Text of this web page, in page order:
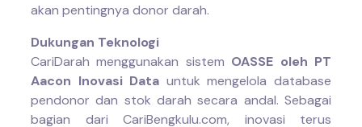
akan pentingnya donor darah.
Dukungan Teknologi
CariDarah menggunakan sistem OASSE oleh PT
Aacon Inovasi Data untuk mengelola database
pendonor dan stok darah secara andal. Sebagai
bagian dari CariBengkulu.com, inovasi terus